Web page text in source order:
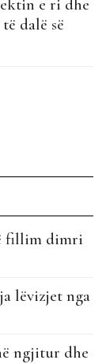
e ri dhe
dalë së
fillim dimri
lëvizjet nga
ngjitur dhe